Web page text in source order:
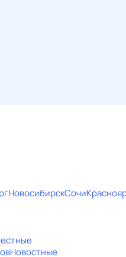
НовосибирскСочи
Новостные